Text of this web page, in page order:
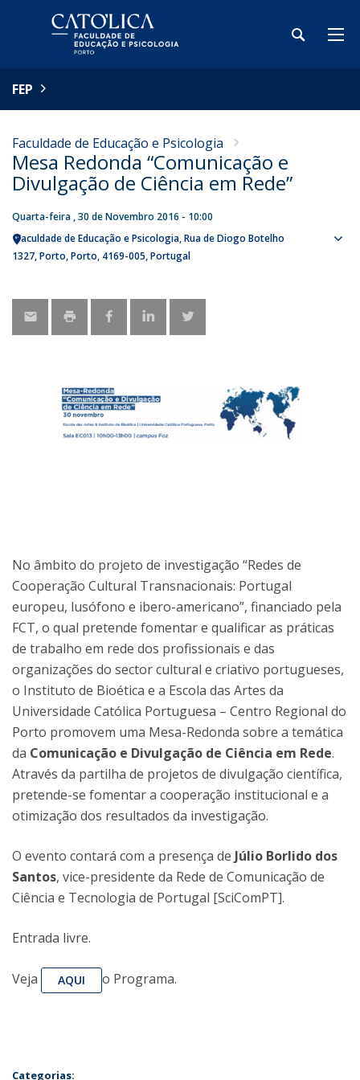
FEP
Faculdade de Educação e Psicologia
Mesa Redonda “Comunicação e
Divulgação de Ciência em Rede”
Quarta-feira , 30 de Novembro 2016 - 10:00
Faculdade de Educação e Psicologia Rua de Diogo Botelho
1327 Porto Porto 4169-005 Portugal
No âmbito do projeto de investigação “Redes de
Cooperação Cultural Transnacionais: Portugal
europeu, lusófono e ibero-americano”, financiado pela
FCT, o qual pretende fomentar e qualificar as práticas
de trabalho em rede dos profissionais e das
organizações do sector cultural e criativo portugueses,
o Instituto de Bioética e a Escola das Artes da
Universidade Católica Portuguesa – Centro Regional do
Porto promovem uma Mesa-Redonda sobre a temática
da Comunicação e Divulgação de Ciência em Rede.
Através da partilha de projetos de divulgação científica,
pretende-se fomentar a cooperação institucional e a
otimização dos resultados da investigação.
O evento contará com a presença de Júlio Borlido dos
Santos, vice-presidente da Rede de Comunicação de
Ciência e Tecnologia de Portugal [SciComPT].
Entrada livre.
Veja AQUI o Programa.
Categorias: